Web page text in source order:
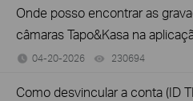
Onde posso encontrar as
câmaras Tapo&Kasa na
04-20-2026 230694
Como desvincular a conta (ID